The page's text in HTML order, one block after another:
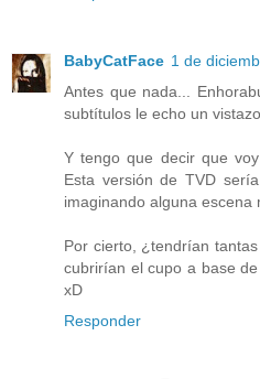
BabyCatFace 1 de
Antes que nada...
subtítulos le echo un
Y tengo que decir que
Esta versión de TVD
imaginando alguna escena
Por cierto, ¿tendrían
cubrirían el cupo a base
xD
Responder